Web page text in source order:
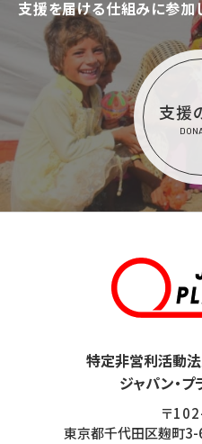
支援を届ける仕組みに参加
支援
特定非営利活動法
ジャパン・プ
〒
東京都千代田区麹町